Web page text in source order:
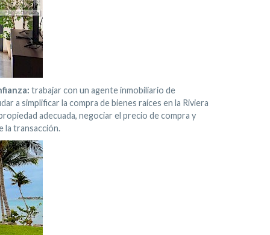
trabajar con un agente inmobiliario de
a simplificar la compra de bienes raíces en la Riviera
adecuada, negociar el precio de compra y
la transacción.